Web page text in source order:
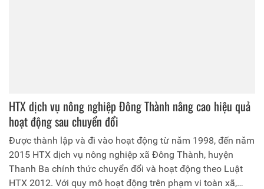
HTX dịch vụ nông nghiệp Đông Thành nâng cao hiệu quả
hoạt động sau chuyển đổi
Được thành lập và đi vào hoạt động từ năm 1998, đến năm
2015 HTX dịch vụ nông nghiệp xã Đông Thành, huyện
Thanh Ba chính thức chuyển đổi và hoạt động theo Luật
HTX 2012. Với quy mô hoạt động trên phạm vi toàn xã,